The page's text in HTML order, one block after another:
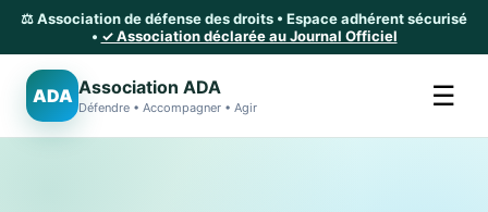
⚖️ Association de défense des droits • Espace adhérent sécurisé
• ✓ Association déclarée au Journal Officiel
ADA Association ADA
Défendre • Accompagner • Agir ☰